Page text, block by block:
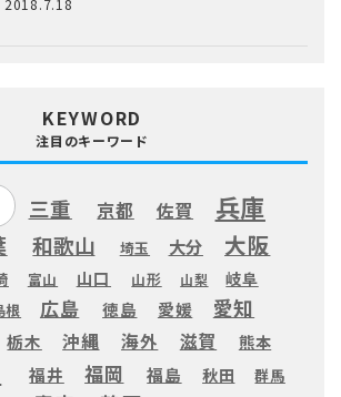
KEYWORD
注目のキーワード
三重 京都 佐賀 兵庫
和歌山 埼玉 大分 大阪
富山 山口 山形 山梨
岐阜
根 広島 徳島 愛媛 愛知
栃木 沖縄 海外 滋賀
熊本
福井 福岡 福島 秋田 群馬